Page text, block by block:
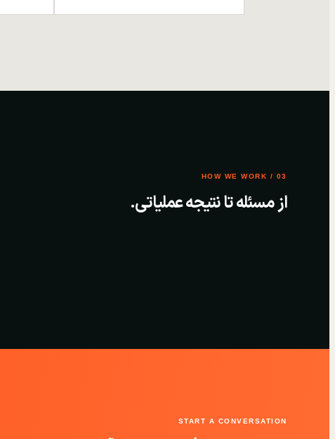
03 / HOW WE WORK
از مسئله تا نتیجه عملیاتی.
START A CONVERSATION